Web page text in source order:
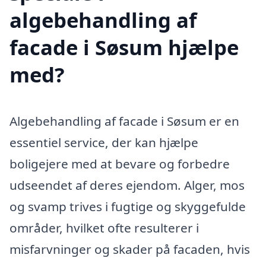
algebehandling af
facade i Søsum hjælpe
med?
Algebehandling af facade i Søsum er en
essentiel service, der kan hjælpe
boligejere med at bevare og forbedre
udseendet af deres ejendom. Alger, mos
og svamp trives i fugtige og skyggefulde
områder, hvilket ofte resulterer i
misfarvninger og skader på facaden, hvis